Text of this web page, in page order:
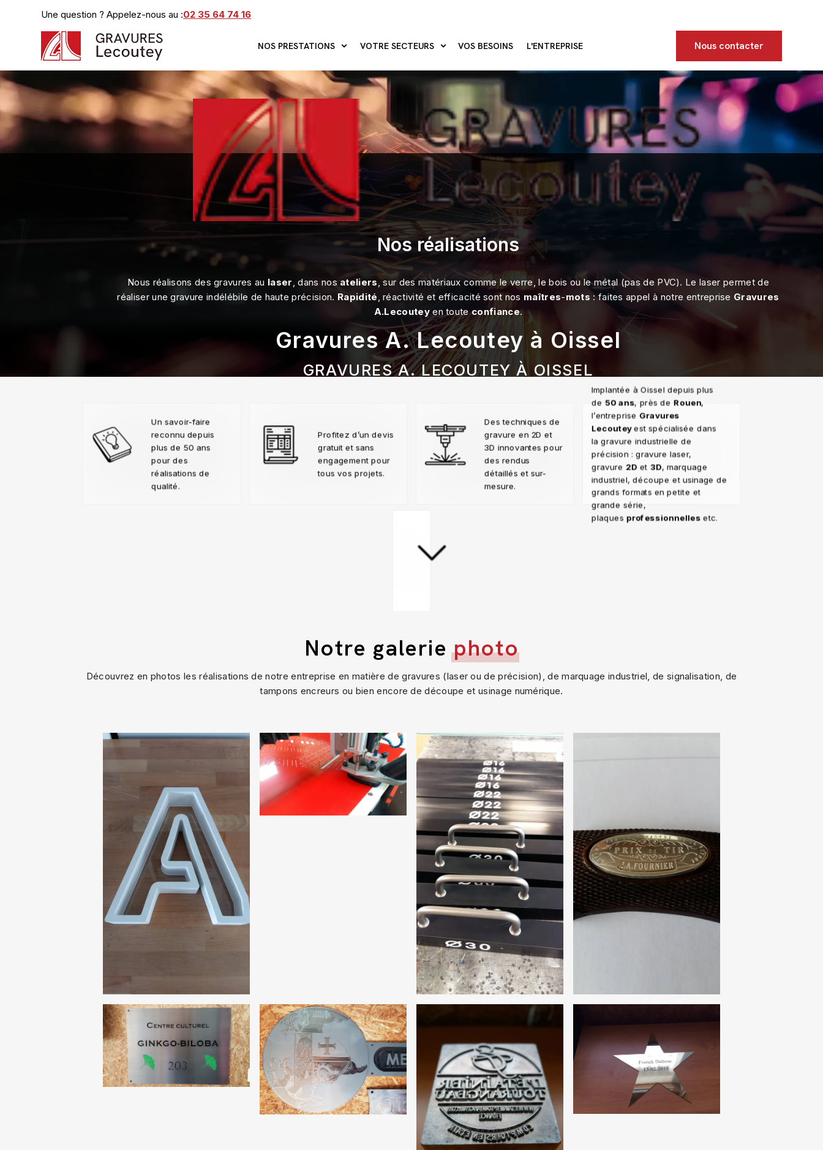
Une question ? Appelez-nous au :02 35 64 74 16
NOS PRESTATIONS VOTRE SECTEURS VOS BESOINS L'ENTREPRISE Nous contacter
Nos réalisations
Nous réalisons des gravures au laser, dans nos ateliers, sur des matériaux comme le verre, le bois ou le métal (pas de PVC). Le laser permet de
réaliser une gravure indélébile de haute précision. Rapidité, réactivité et efficacité sont nos maîtres-mots : faites appel à notre entreprise Gravures
A.Lecouteyen touteconfiance.
Gravures A. Lecoutey à Oissel
GRAVURES A. LECOUTEY À OISSEL
02 35 64 74 16
Un savoir-faire
reconnu depuis
plus de 50 ans
pour des
réalisations de
qualité.
Profitez d’un devis
gratuit et sans
engagement pour
tous vos projets.
Des techniques de
gravure en 2D et
3D innovantes pour
des rendus
détaillés et sur-
mesure.
Implantée à Oissel depuis plus
de 50 ans, près deRouen,
l’entrepriseGravures
Lecouteyest spécialisée dans
la gravure industrielle de
précision : gravure laser,
gravure 2D et 3D, marquage
industriel, découpe et usinage de
grands formats en petite et
grande série,
plaques professionnelles etc.
Notre galeriephoto
Découvrez en photos les réalisations de notre entreprise en matière de gravures (laser ou de précision), de marquage industriel, de signalisation, de
tampons encreurs ou bien encore de découpe et usinage numérique.